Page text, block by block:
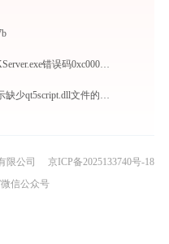
迅雷下载传输服务 DownloadSDKServer.exe错误码0xc000007b处理办法
优酷客户端 YoukuDesktop.exe提示缺少qt5script.dll文件的解决办法
限公司
京ICP备2025133740号-18
信公众号